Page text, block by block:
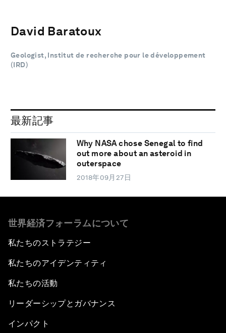
David Baratoux
Geologist, Institut de recherche pour le développement
(IRD)
最新記事
Why NASA chose Senegal to find
out more about an asteroid in
outerspace
2018年09月27日
世界経済フォーラムについて
私たちのストラテジー
私たちのアイデンティティ
私たちの活動
リーダーシップとガバナンス
インパクト